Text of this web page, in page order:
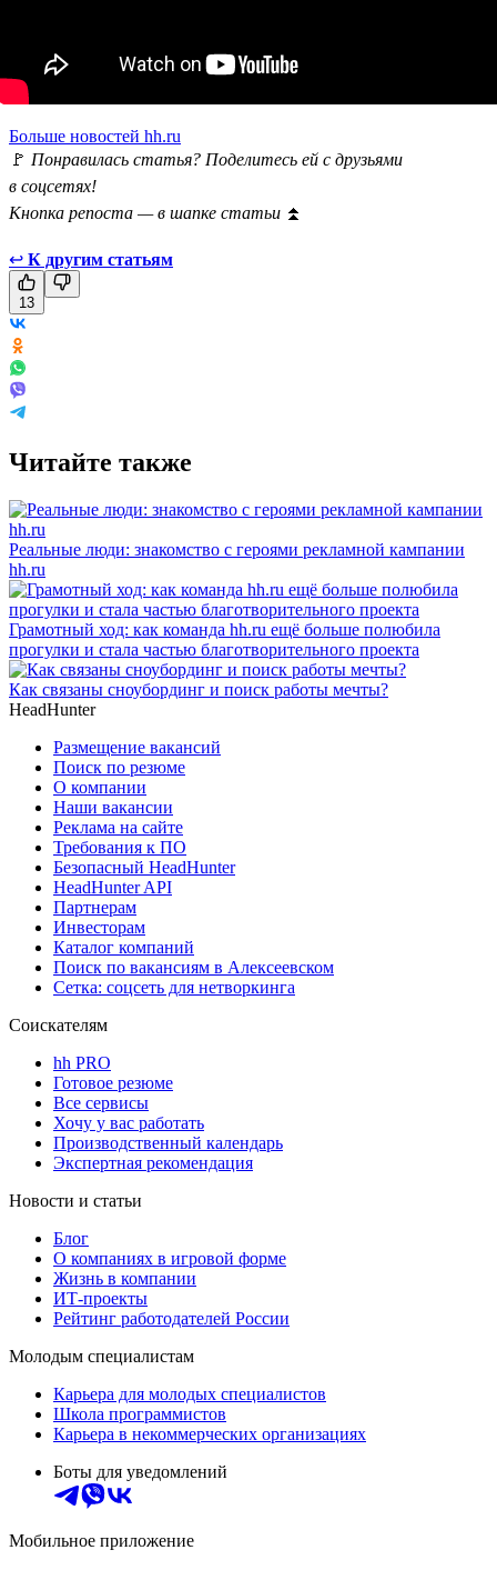
Больше новостей hh.ru
🚩 Понравилась статья? Поделитесь ей с друзьями
в соцсетях!
Кнопка репоста — в шапке статьи ⏫
↩ К другим статьям
13
Читайте также
Реальные люди: знакомство с героями рекламной кампании
hh.ru
Грамотный ход: как команда hh.ru ещё больше полюбила
прогулки и стала частью благотворительного проекта
Как связаны сноубординг и поиск работы мечты?
HeadHunter
Размещение вакансий
Поиск по резюме
О компании
Наши вакансии
Реклама на сайте
Требования к ПО
Безопасный HeadHunter
HeadHunter API
Партнерам
Инвесторам
Каталог компаний
Поиск по вакансиям в Алексеевском
Сетка: соцсеть для нетворкинга
Соискателям
hh PRO
Готовое резюме
Все сервисы
Хочу у вас работать
Производственный календарь
Экспертная рекомендация
Новости и статьи
Блог
О компаниях в игровой форме
Жизнь в компании
ИТ-проекты
Рейтинг работодателей России
Молодым специалистам
Карьера для молодых специалистов
Школа программистов
Карьера в некоммерческих организациях
Боты для уведомлений
Мобильное приложение